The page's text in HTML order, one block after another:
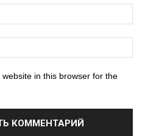
in this browser for the